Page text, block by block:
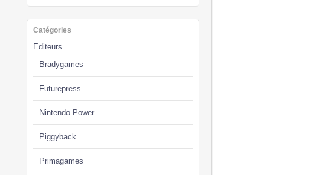
Catégories
Editeurs
Bradygames
Futurepress
Nintendo Power
Piggyback
Primagames